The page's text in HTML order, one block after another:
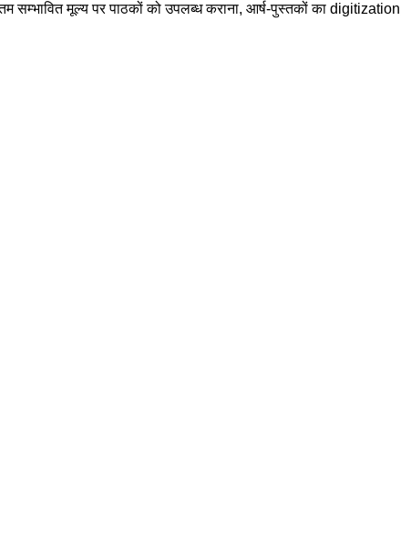
सम्भावित मूल्य पर पाठकों को उपलब्ध कराना, आर्ष-पुस्तकों का